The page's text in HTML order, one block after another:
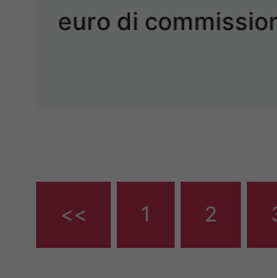
euro di
<< 1 2